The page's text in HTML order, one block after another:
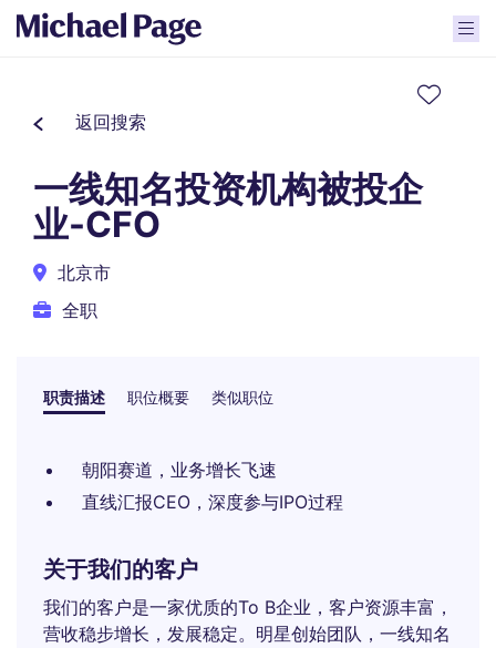
返回搜索
一线知名投资机构被投企
业-CFO
北京市
全职
职责描述 职位概要 类似职位
朝阳赛道，业务增长飞速
直线汇报CEO，深度参与IPO过程
关于我们的客户
我们的客户是一家优质的To B企业，客户资源丰富，
营收稳步增长，发展稳定。明星创始团队，一线知名